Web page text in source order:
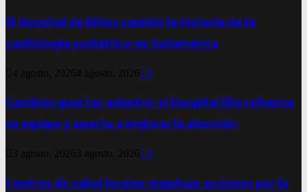
El Hospital de Niños cambió la historia de la
cardiología pediátrica en Sudamérica
4 agosto, 20264 agosto, 2026 0
Cambios puertas adentro: el Hospital Illia refuerza
su equipo y apunta a mejorar la atención
3 agosto, 2026 3 agosto, 2026 0
Centros de salud locales impulsan acciones por la